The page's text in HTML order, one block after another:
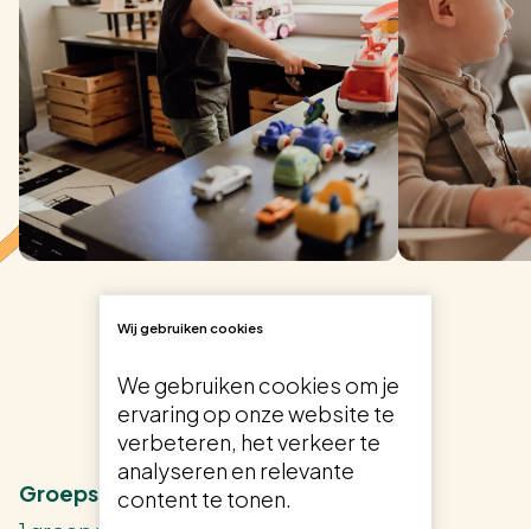
Groepsindelingen
Wij gebruiken cookies
We gebruiken cookies om je
ervaring op onze website te
verbeteren, het verkeer te
analyseren en relevante
content te tonen.